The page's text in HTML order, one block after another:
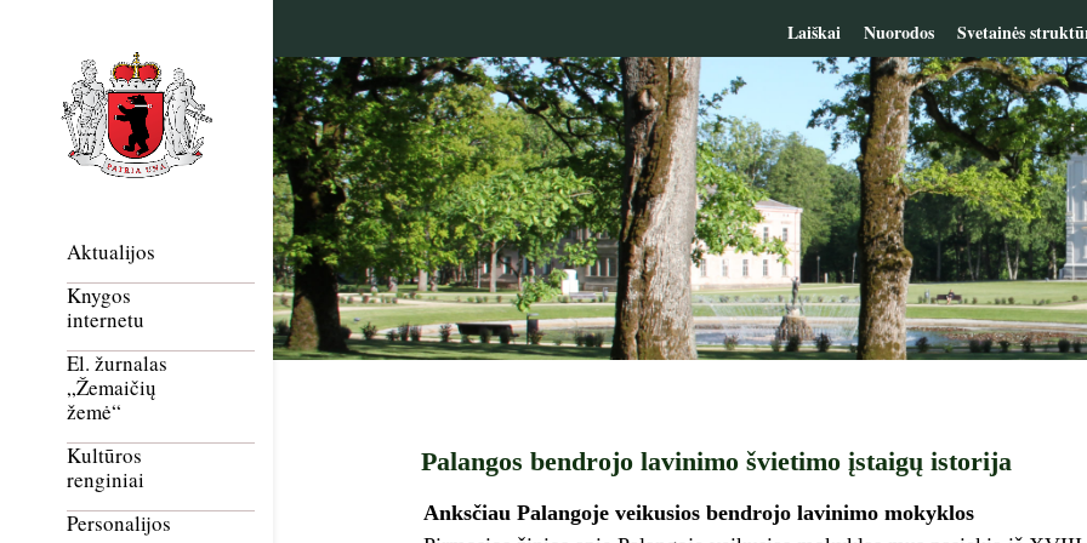
Laiškai Nuorodos Svetainės
Aktualijos
Knygos
internetu
El. žurnalas
„Žemaičių
žemė“
Kultūros
renginiai
Personalijos
Palangos bendrojo lavinimo švietimo įstaigų istorija
Anksčiau Palangoje veikusios bendrojo lavinimo mokyklos